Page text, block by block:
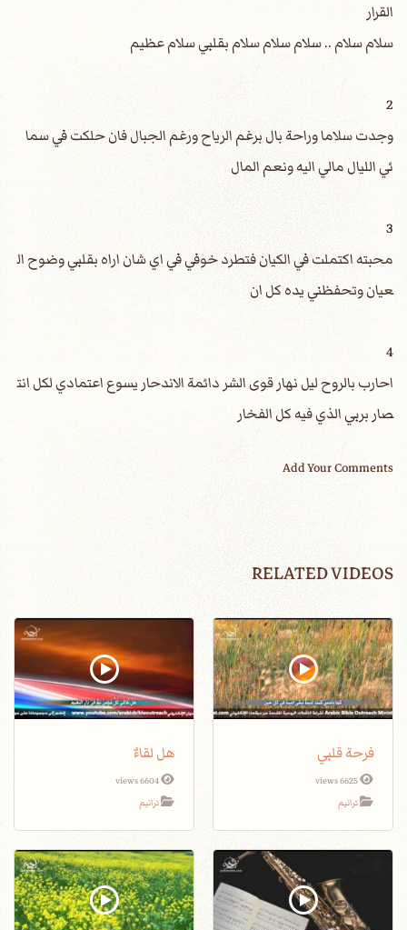
القرار
سلام سلام .. سلام سلام سلام بقلبي سلام عظيم
2
وجدت سلاما وراحة بال برغم الرياح ورغم الجبال فان حلكت في سما
ئي الليال مالي اليه ونعم المال
3
محبته اكتملت في الكيان فتطرد خوفي في اي شان اراه بقلبي وضوح ال
عيان وتحفظني يده كل ان
4
احارب بالروح ليل نهار قوى الشر دائمة الاندحار يسوع اعتمادي لكل انت
صار بربي الذي فيه كل الفخار
Add Your Comments
RELATED VIDEOS
فرحة قلبي
6625 views
ترانيم
هل لقاءٌ
6604 views
ترانيم